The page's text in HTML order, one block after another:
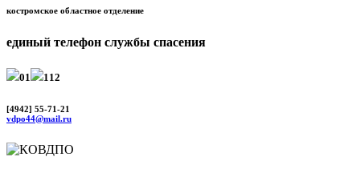
костромское областное отделение
единый телефон службы спасения
01 112
[4942] 55-71-21
vdpo44@mail.ru